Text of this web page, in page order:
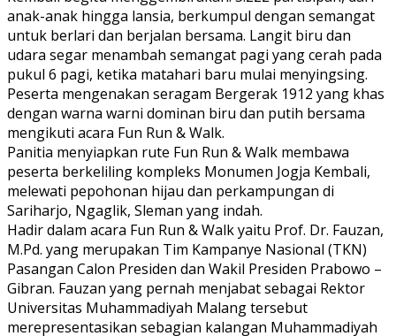
anak-anak hingga lansia, berkumpul dengan semangat
untuk berlari dan berjalan bersama. Langit biru dan
udara segar menambah semangat pagi yang cerah pada
pukul 6 pagi, ketika matahari baru mulai menyingsing.
Peserta mengenakan seragam Bergerak 1912 yang khas
dengan warna warni dominan biru dan putih bersama
mengikuti acara Fun Run & Walk.
Panitia menyiapkan rute Fun Run & Walk membawa
peserta berkeliling kompleks Monumen Jogja Kembali,
melewati pepohonan hijau dan perkampungan di
Sariharjo, Ngaglik, Sleman yang indah.
Hadir dalam acara Fun Run & Walk yaitu Prof. Dr. Fauzan,
M.Pd. yang merupakan Tim Kampanye Nasional (TKN)
Pasangan Calon Presiden dan Wakil Presiden Prabowo –
Gibran. Fauzan yang pernah menjabat sebagai Rektor
Universitas Muhammadiyah Malang tersebut
merepresentasikan sebagian kalangan Muhammadiyah